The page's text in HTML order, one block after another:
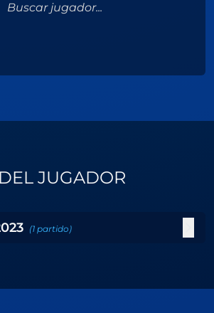
Buscar jugador...
JUGADOR
(1 partido )